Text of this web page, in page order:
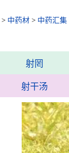
> 中药材 > 中药汇集
射罔
射干汤